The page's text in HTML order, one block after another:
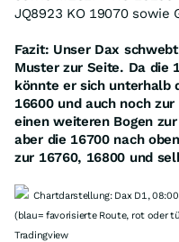
JQ8923 KO 19070 sowie
Fazit: Unser Dax
Muster zur Seite. Da die
könnte er sich unterhalb
16600 und auch noch
einen weiteren Bogen
aber die 16700 nach
zur 16760, 16800 und
Chartdarstellung: Dax D1,
(blau= favorisierte Route, rot oder
Tradingview